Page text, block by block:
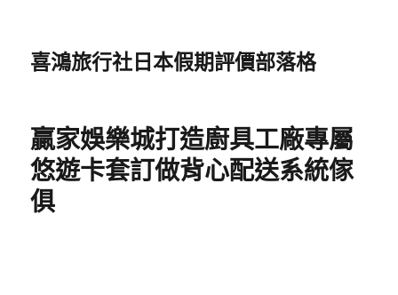
喜鴻旅行社日本假期評價部落格
贏家娛樂城打造廚具工廠專屬
悠遊卡套訂做背心配送系統傢
俱